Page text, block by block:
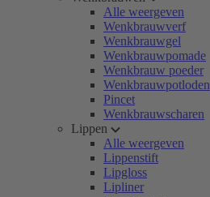
Alle weergeven
Wenkbrauwverf
Wenkbrauwgel
Wenkbrauwpomade
Wenkbrauw poeder
Wenkbrauwpotloden
Pincet
Wenkbrauwscharen
Lippen
Alle weergeven
Lippenstift
Lipgloss
Lipliner